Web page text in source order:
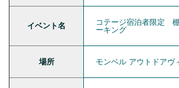
イベント名
コテージ宿泊者限定
ーキング
場所 モンベル アウトドアヴ